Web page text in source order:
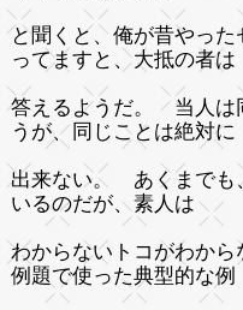
と聞くと、俺が昔やっ
ってますと、大抵の者は
答えるようだ。 当人は
うが、同じことは絶対に
出来ない。 あくまでも
いるのだが、素人は
わからないトコがわか
例題で使った典型的な例